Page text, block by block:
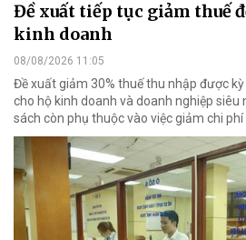
Đề xuất tiếp tục giảm thuế
kinh doanh
08/08/2026 11:05
Đề xuất giảm 30% thuế thu nhập được
cho hộ kinh doanh và doanh nghiệp siêu
sách còn phụ thuộc vào việc giảm chi phí